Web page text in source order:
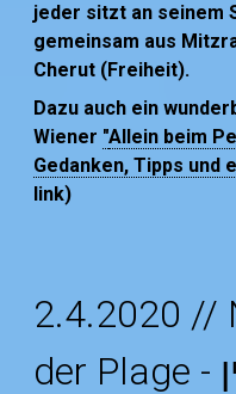
jeder sitzt an seinem
gemeinsam aus
Cherut (Freiheit).
Dazu auch ein
Wiener "Allein beim
Gedanken, Tipps und
link)
2.4.2020 //
der Plage - כל ישראל ערבין